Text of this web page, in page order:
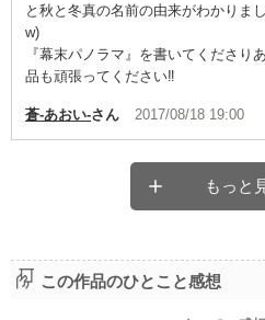
ぜひ、ご一読下さいね!!
と秋と冬真の名前の由来がわかりま
w)
『幕末パノラマ』を書いてくださり
品も頑張ってください‼
蒼-あおい-さん 2017/08/18 19:00
もっと
この作品のひとこと感想